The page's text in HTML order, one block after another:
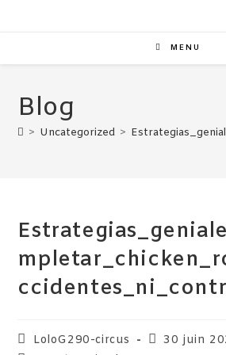
MENU
Blog
> Uncategorized >
LoloG290-circus
30 juin